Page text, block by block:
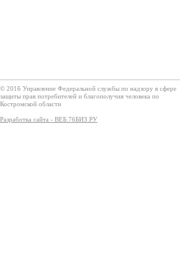
© 2016 Управление Федеральной службы по надзору в сфере
защиты прав потребителей и благополучия человека по
Костромской области
Разработка сайта - ВЕБ.76БИЗ.РУ